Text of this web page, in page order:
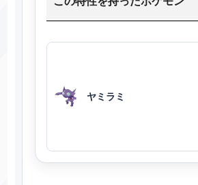
ヤミラミ